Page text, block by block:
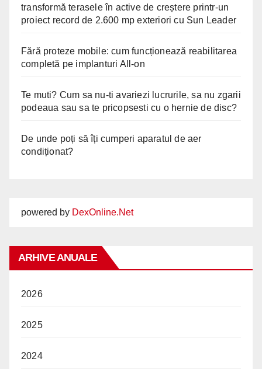
transformă terasele în active de creștere printr-un
proiect record de 2.600 mp exteriori cu Sun Leader
Fără proteze mobile: cum funcționează reabilitarea
completă pe implanturi All-on
Te muti? Cum sa nu-ti avariezi lucrurile, sa nu zgarii
podeaua sau sa te pricopsesti cu o hernie de disc?
De unde poți să îți cumperi aparatul de aer
condiționat?
powered by DexOnline.Net
ARHIVE ANUALE
2026
2025
2024